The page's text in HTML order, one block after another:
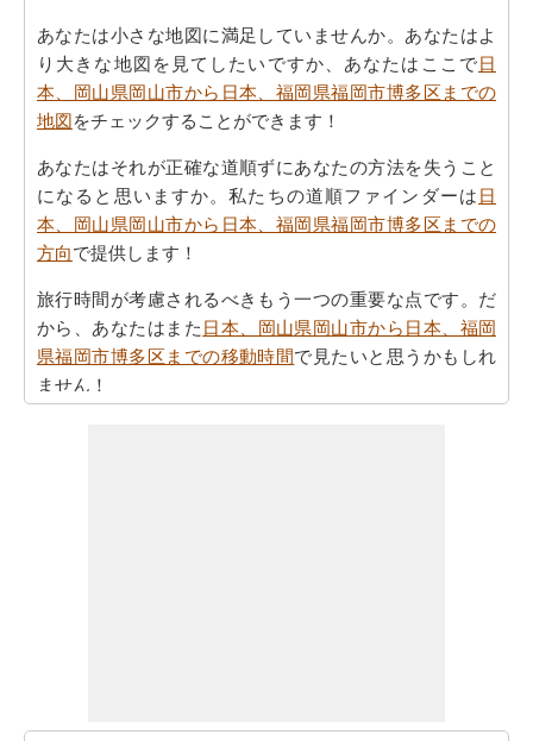
あなたは小さな地図に満足していませんか。あなたはよ
り大きな地図を見てしたいですか、あなたはここで日
本、岡山県岡山市から日本、福岡県福岡市博多区までの
地図をチェックすることができます！
あなたはそれが正確な道順ずにあなたの方法を失うこと
になると思いますか。私たちの道順ファインダーは 日
本、岡山県岡山市から日本、福岡県福岡市博多区までの
方向で提供します！
旅行時間が考慮されるべきもう一つの重要な点です。だ
から、あなたはまた 日本、岡山県岡山市から日本、福岡
県福岡市博多区までの移動時間で見たいと思うかもしれ
ません！